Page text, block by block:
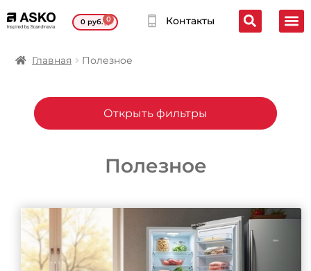
0руб. 0 Контакты
Главная Полезное
Открыть фильтры
Полезное